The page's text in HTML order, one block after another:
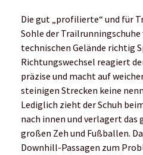
Die gut „profilierte“ und für
Sohle der Trailrunningschuhe
technischen Gelände richtig
Richtungswechsel reagiert
präzise und macht auf
steinigen Strecken keine
Lediglich zieht der Schuh
nach innen und verlagert das
großen Zeh und Fußballen.
Downhill-Passagen zum